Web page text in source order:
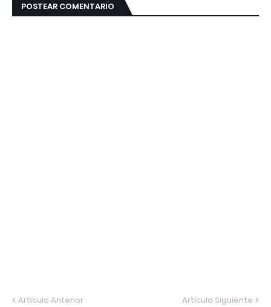
POSTEAR COMENTARIO
Artículo Anterior Artículo Siguiente